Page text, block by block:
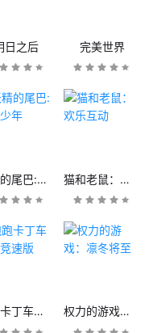
日之后 完美世界
妖精的尾巴:魔导少年 猫和老鼠：欢乐互动
跑跑卡丁车官方竞速版 权力的游戏：凛冬将至